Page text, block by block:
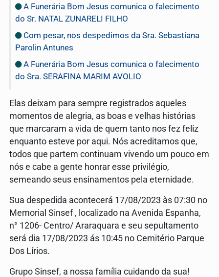
A Funerária Bom Jesus comunica o falecimento
do Sr. NATAL ZUNARELI FILHO
Com pesar, nos despedimos da Sra. Sebastiana
Parolin Antunes
A Funerária Bom Jesus comunica o falecimento
do Sra. SERAFINA MARIM AVOLIO
Elas deixam para sempre registrados aqueles
momentos de alegria, as boas e velhas histórias
que marcaram a vida de quem tanto nos fez feliz
enquanto esteve por aqui. Nós acreditamos que,
todos que partem continuam vivendo um pouco em
nós e cabe a gente honrar esse privilégio,
semeando seus ensinamentos pela eternidade.
Sua despedida acontecerá 17/08/2023 às 07:30 no
Memorial Sinsef , localizado na Avenida Espanha,
n° 1206- Centro/ Araraquara e seu sepultamento
será dia 17/08/2023 ás 10:45 no Cemitério Parque
Dos Lírios.
Grupo Sinsef, a nossa família cuidando da sua!